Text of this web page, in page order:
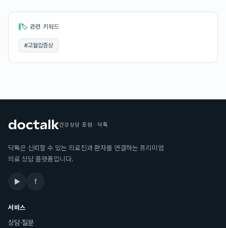
🏷 관련 키워드
#고혈압증상
건강상담 포럼 · 닥톡
닥톡은 신뢰할 수 있는 의료진과 환자를 연결하는 프리미엄
의료 상담 플랫폼입니다.
▶ f
서비스
상담·질문